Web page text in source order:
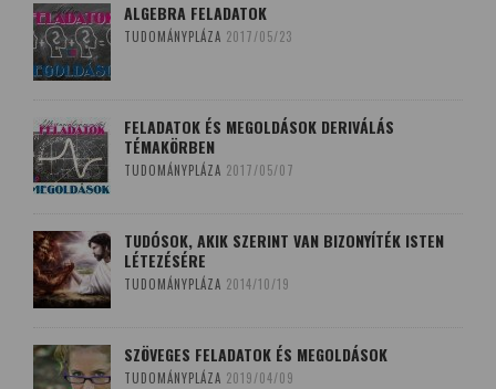
ALGEBRA FELADATOK
TUDOMÁNYPLÁZA 2017/05/23
FELADATOK ÉS MEGOLDÁSOK DERIVÁLÁS
TÉMAKÖRBEN
TUDOMÁNYPLÁZA 2017/05/07
TUDÓSOK, AKIK SZERINT VAN BIZONYÍTÉK ISTEN
LÉTEZÉSÉRE
TUDOMÁNYPLÁZA 2014/10/19
SZÖVEGES FELADATOK ÉS MEGOLDÁSOK
TUDOMÁNYPLÁZA 2019/04/09